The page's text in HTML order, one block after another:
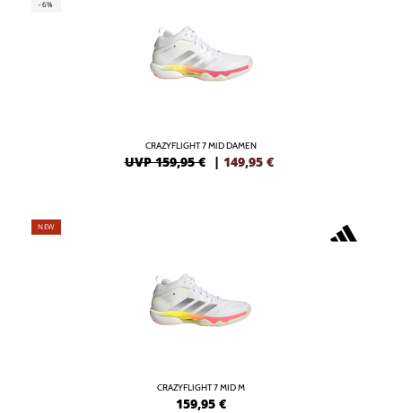
-6%
CRAZYFLIGHT 7 MID DAMEN
UVP 159,95 € | 149,95 €
NEW
CRAZYFLIGHT 7 MID M
159,95 €